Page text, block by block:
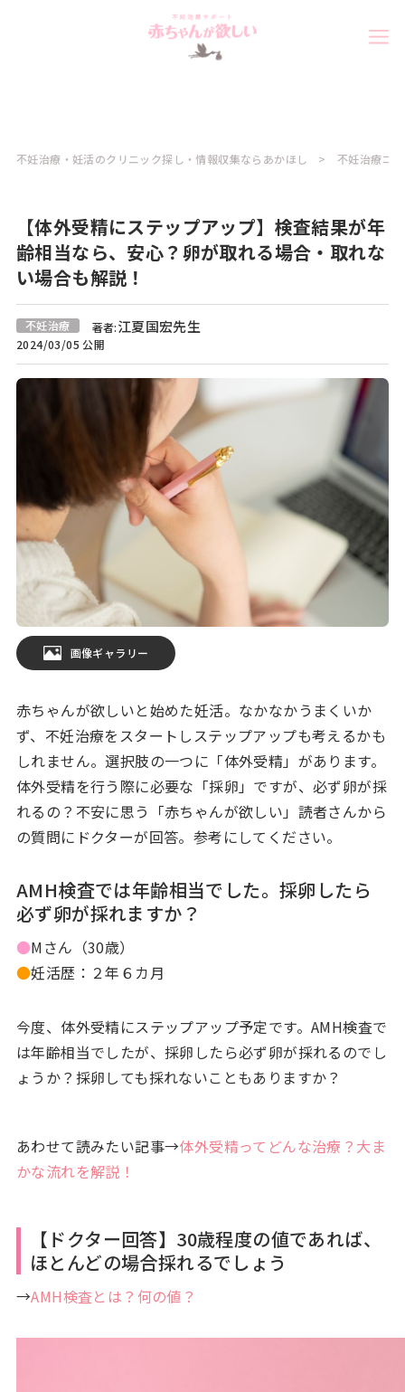
不妊治療・妊活のクリニック探し・情報収集ならあかほし 不妊治療コ
【体外受精にステップアップ】検査結果が年
齢相当なら、安心？卵が取れる場合・取れな
い場合も解説！
不妊治療 著者:江夏国宏先生
2024/03/05 公開
画像ギャラリー
赤ちゃんが欲しいと始めた妊活。なかなかうまくいか
ず、不妊治療をスタートしステップアップも考えるかも
しれません。選択肢の一つに「体外受精」があります。
体外受精を行う際に必要な「採卵」ですが、必ず卵が採
れるの？不安に思う「赤ちゃんが欲しい」読者さんから
の質問にドクターが回答。参考にしてください。
AMH検査では年齢相当でした。採卵したら
必ず卵が採れますか？
●Mさん（30歳）
●妊活歴：２年６カ月
今度、体外受精にステップアップ予定です。AMH検査で
は年齢相当でしたが、採卵したら必ず卵が採れるのでし
ょうか？採卵しても採れないこともありますか？
あわせて読みたい記事→体外受精ってどんな治療？大ま
かな流れを解説！
【ドクター回答】30歳程度の値であれば、
ほとんどの場合採れるでしょう
→AMH検査とは？何の値？